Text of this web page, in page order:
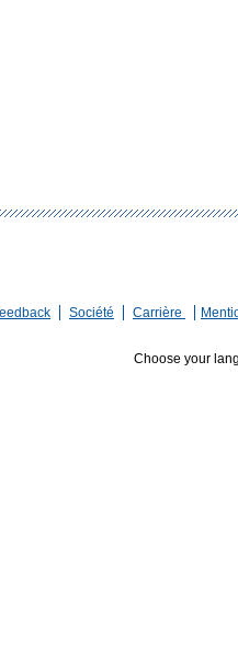
Société Carrière
Choose your